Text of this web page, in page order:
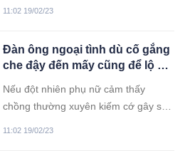
11:02 19/02/23
Đàn ông ngoại tình dù cố gắng
che đậy đến mấy cũng để lộ 4
chứng
Nếu đột nhiên phụ nữ cảm thấy
chồng thường xuyên kiếm cớ gây sự,
11:02 19/02/23